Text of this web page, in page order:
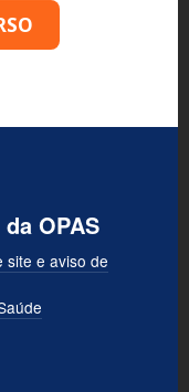
OPAS
site e aviso de